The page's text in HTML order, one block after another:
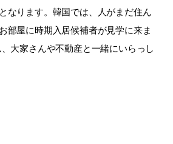
なります。韓国では、人がまだ住ん
部屋に時期入居候補者が見学に来ま
大家さんや不動産と一緒にいらっし